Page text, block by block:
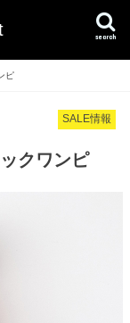
search
ピ
SALE情報
クワンピ